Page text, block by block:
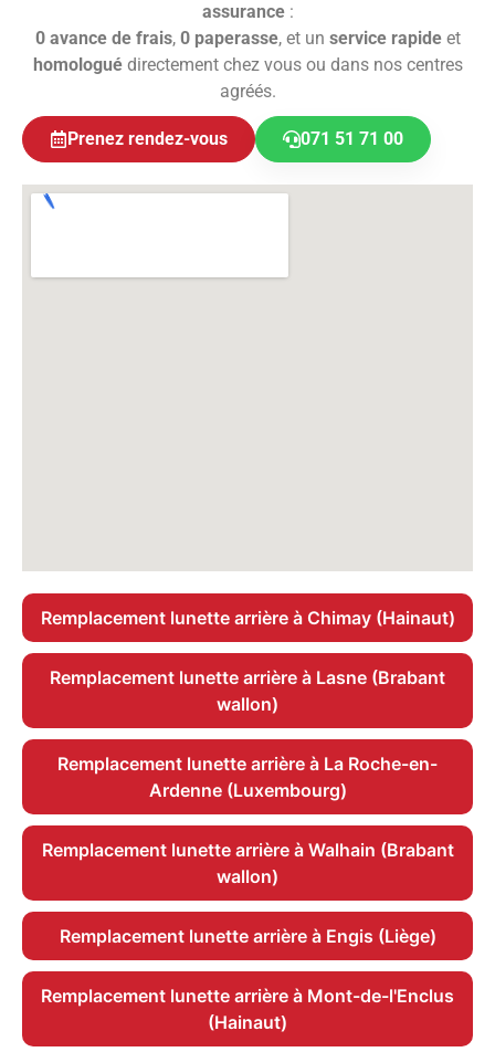
assurance:
0 avance de frais, 0 paperasse, et un service rapideet
homologuédirectement chez vous ou dans nos centres
agréés.
Prenez rendez-vous 071 51 71 00
Remplacement lunette arrière à Chimay (Hainaut)
Remplacement lunette arrière à Lasne (Brabant
wallon)
Remplacement lunette arrière à La Roche-en-
Ardenne (Luxembourg)
Remplacement lunette arrière à Walhain (Brabant
wallon)
Remplacement lunette arrière à Engis (Liège)
Remplacement lunette arrière à Mont-de-l'Enclus
(Hainaut)